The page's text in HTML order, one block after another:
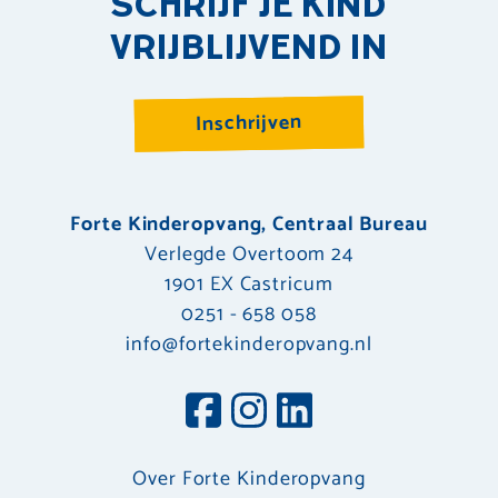
VRIJBLIJVEND IN
Inschrijven
Forte Kinderopvang, Centraal Bureau
Verlegde Overtoom 24
1901 EX Castricum
0251 - 658 058
info@fortekinderopvang.nl
Over Forte Kinderopvang